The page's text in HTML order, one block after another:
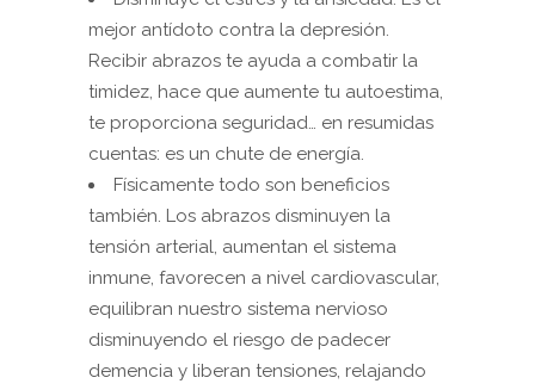
mejor antídoto contra la depresión.
Recibir abrazos te ayuda a combatir la
timidez, hace que aumente tu autoestima,
te proporciona seguridad… en resumidas
cuentas: es un chute de energía.
Físicamente todo son beneficios
también. Los abrazos disminuyen la
tensión arterial, aumentan el sistema
inmune, favorecen a nivel cardiovascular,
equilibran nuestro sistema nervioso
disminuyendo el riesgo de padecer
demencia y liberan tensiones, relajando